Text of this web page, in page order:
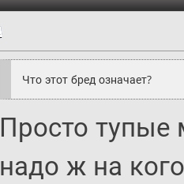
Что этот бред означает?
Просто тупые
надо ж на